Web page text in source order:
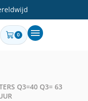
0
Q3=40 Q3= 63